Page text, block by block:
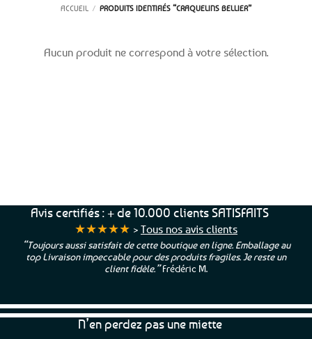
ACCUEIL / PRODUITS IDENTIFIÉS “CRAQUELINS BELLIER”
Aucun produit ne correspond à votre sélection.
Avis certifiés : + de 10.000 clients SATISFAITS
★★★★★ > Tous nos avis clients
“Toujours aussi satisfait de cette boutique en ligne. Emballage au
top Livraison impeccable pour des produits fragiles. Je reste un
client fidèle.”Frédéric M.
N’en perdez pas une miette